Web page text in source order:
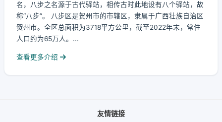
名，八步之名源于古代驿站，相传古时此地设有八个驿站，故
称“八步”。 八步区是贺州市的市辖区，隶属于广西壮族自治区
贺州市。全区总面积为3718平方公里，截至2022年末，常住
人口约为65万人。...
查看更多介绍
友情链接